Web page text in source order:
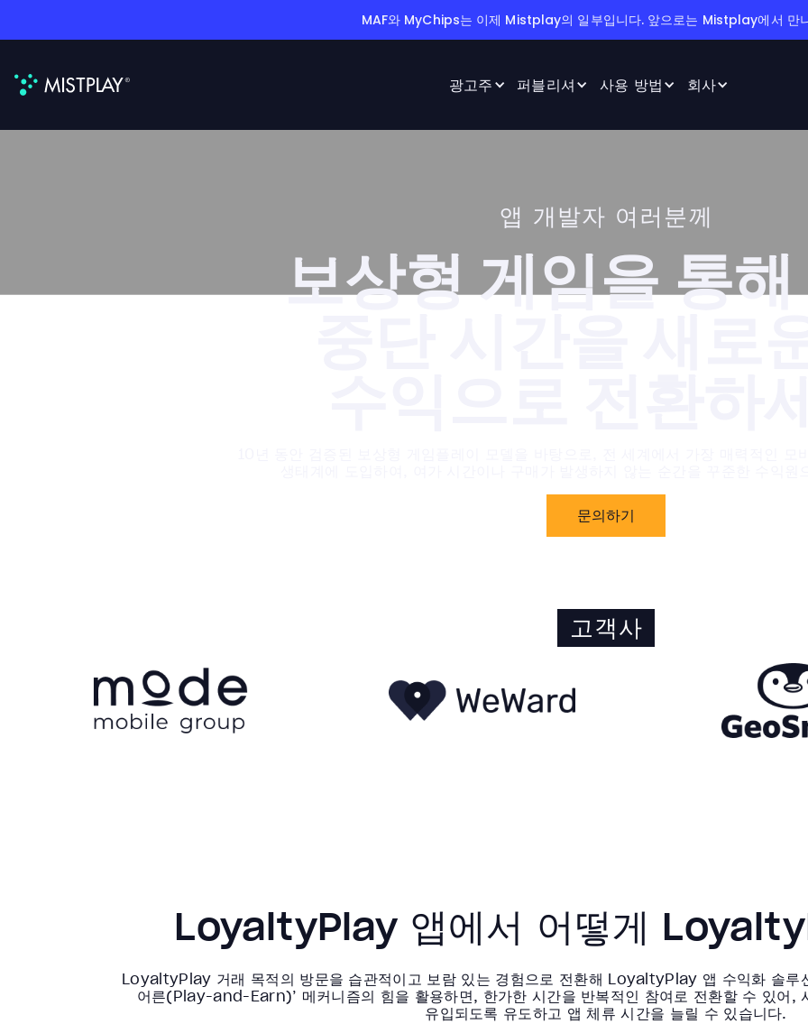
MAF와 MyChips는 이제 Mistplay의 일부입니다. 앞으로는 Mistplay에서 만
광고주 퍼블리셔 사용 방법 회사
앱 개발자 여러분께
보상형 게임을 통
문의하기
고객사
LoyaltyPlay 앱에서 어떻게
LoyaltyPlay 거래 목적의 방문을 습관적이고 보람 있는 경험으로 전환해 LoyaltyPlay 앱 수익화 솔
어른(Play-and-Earn)’ 메커니즘의 힘을 활용하면, 한가한 시간을 반복적인 참여로 전환할 수 있어,
유입되도록 유도하고 앱 체류 시간을 늘릴 수 있습니다.